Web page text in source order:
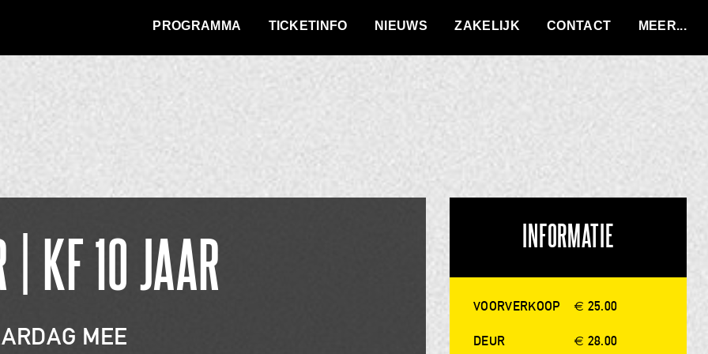
PROGRAMMA TICKETINFO NIEUWS ZAKELIJK CONTACT
| KF 10 JAAR
MEE
INFORMATIE
VOORVERKOOP € 25.00
DEUR € 28.00